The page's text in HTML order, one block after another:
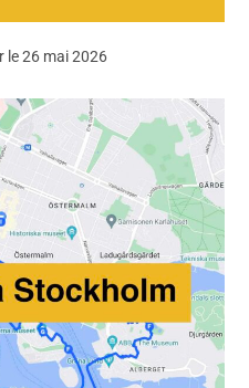
le 26 mai 2026